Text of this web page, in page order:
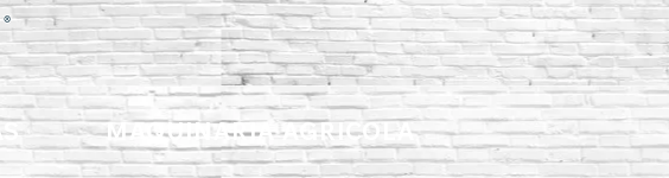
MAQUINARIA AGRICOLA